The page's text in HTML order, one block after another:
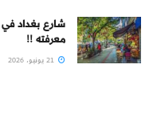
شارع بغداد في
معرفته !!